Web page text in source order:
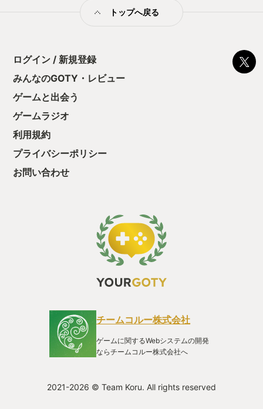
トップへ戻る
ログイン / 新規登録
みんなのGOTY・レビュー
ゲームと出会う
ゲームラジオ
利用規約
プライバシーポリシー
お問い合わせ
チームコルー株式会社
ゲームに関するWebシステムの開発
ならチームコルー株式会社へ
2021-2026 © Team Koru. All rights reserved